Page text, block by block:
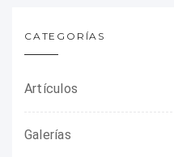
CATEGORÍAS
Artículos
Galerías